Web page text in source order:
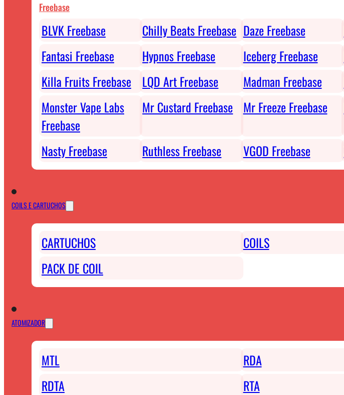
Freebase
BLVK Freebase Chilly Beats Freebase Daze Freebase
Fantasi Freebase
Hypnos Freebase Iceberg Freebase
Killa Fruits Freebase
LQD Art Freebase Madman Freebase
Monster Vape Labs
Freebase
Mr Custard Freebase Mr Freeze Freebase
Nasty Freebase Ruthless Freebase VGOD Freebase
COILS E CARTUCHOS
CARTUCHOS
COILS
PACK DE COIL
ATOMIZADOR
MTL
RDA
RDTA
RTA